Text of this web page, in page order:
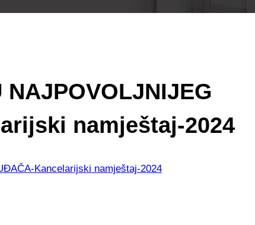
NAJPOVOLJNIJEG
namještaj-2024
Kancelarijski namještaj-2024